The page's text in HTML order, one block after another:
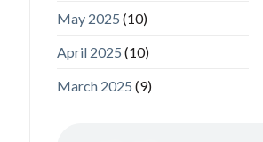
May 2025 (10)
April 2025 (10)
March 2025 (9)